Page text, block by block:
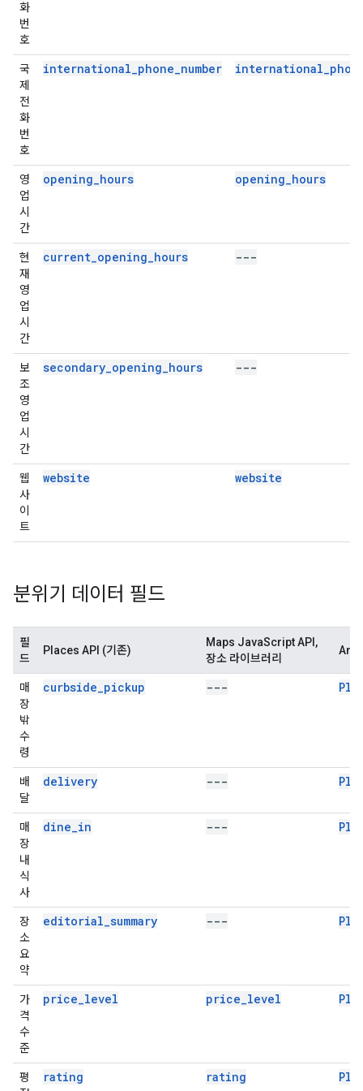
화
번
호
국
제
전
화
번
호
international_phone_number
영
업
시
간
opening_hours opening_hours
현
재
영
업
시
간
current_opening_hours ---
보
조
영
업
시
간
secondary_opening_hours ---
웹
사
이
트
website website
분위기 데이터 필드
필
드
Places API (기존)
Maps JavaScript API,
장소 라이브러리
매
장
밖
수
령
curbside_pickup ---
배
달
delivery ---
매
장
내
식
사
dine_in ---
장
소
요
약
editorial_summary ---
가
격
수
준
price_level price_level
평
rating rating